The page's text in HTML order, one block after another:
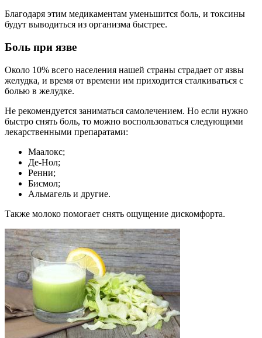
Благодаря этим медикаментам уменьшится боль, и токсины
будут выводиться из организма быстрее.
Боль при язве
Около 10% всего населения нашей страны страдает от язвы
желудка, и время от времени им приходится сталкиваться с
болью в желудке.
Не рекомендуется заниматься самолечением. Но если нужно
быстро снять боль, то можно воспользоваться следующими
лекарственными препаратами:
Маалокс;
Де-Нол;
Ренни;
Бисмол;
Альмагель и другие.
Также молоко помогает снять ощущение дискомфорта.